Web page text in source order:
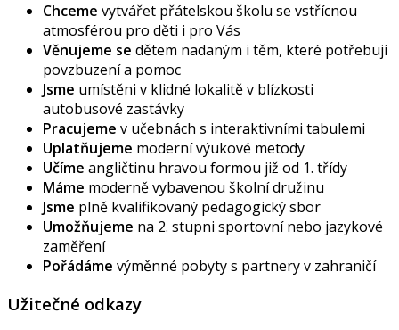
Chceme vytvářet přátelskou školu se vstřícnou
atmosférou pro děti i pro Vás
Věnujeme se dětem nadaným i těm, které potřebují
povzbuzení a pomoc
Jsme umístěni v klidné lokalitě v blízkosti
autobusové zastávky
Pracujeme v učebnách s interaktivními tabulemi
Uplatňujeme moderní výukové metody
Učíme angličtinu hravou formou již od 1. třídy
Máme moderně vybavenou školní družinu
Jsme plně kvalifikovaný pedagogický sbor
Umožňujeme na 2. stupni sportovní nebo jazykové
zaměření
Pořádáme výměnné pobyty s partnery v zahraničí
Užitečné odkazy